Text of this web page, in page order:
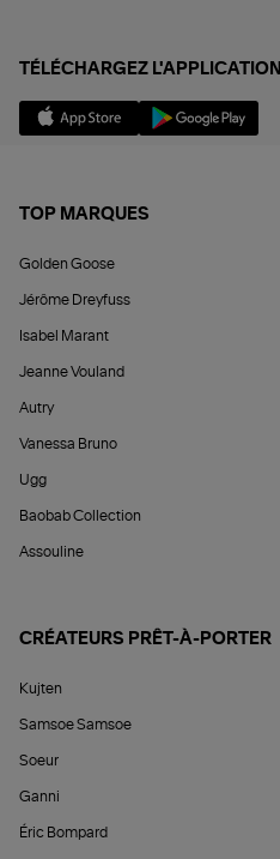
TÉLÉCHARGEZ L'APPLICATION
TOP MARQUES
Golden Goose
Jérôme Dreyfuss
Isabel Marant
Jeanne Vouland
Autry
Vanessa Bruno
Ugg
Baobab Collection
Assouline
CRÉATEURS PRÊT-À-PORTER
Kujten
Samsoe Samsoe
Soeur
Ganni
Éric Bompard